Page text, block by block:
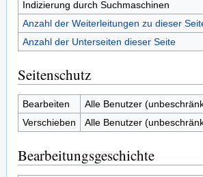
Indizierung durch Suchmaschinen
Anzahl der Weiterleitungen zu dieser
Anzahl der Unterseiten dieser Seite
Seitenschutz
Bearbeiten
Alle Benutzer
Verschieben
Alle Benutzer
Bearbeitungsgeschichte